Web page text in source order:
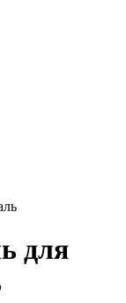
для